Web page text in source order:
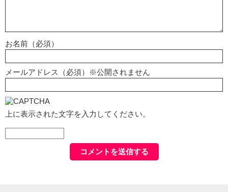
お名前（必須）
メールアドレス（必須）※公開されません
上に表示された文字を入力してください。